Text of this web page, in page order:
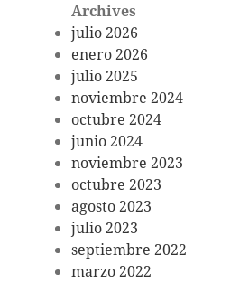
Archives
julio 2026
enero 2026
julio 2025
noviembre 2024
octubre 2024
junio 2024
noviembre 2023
octubre 2023
agosto 2023
julio 2023
septiembre 2022
marzo 2022